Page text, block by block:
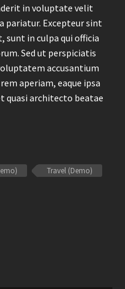
in voluptate velit
pariatur. Excepteur sint
sunt in culpa qui officia
Sed ut perspiciatis
accusantium
aperiam, eaque ipsa
quasi architecto beatae
Travel (Demo)